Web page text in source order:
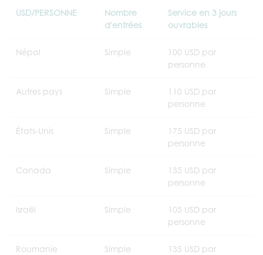
USD/PERSONNE
Nombre
d'entrées
Service en 3 jours
ouvrables
Népal Simple
100 USD par
personne
Autres pays Simple
110 USD par
personne
États-Unis Simple
175 USD par
personne
Canada Simple
135 USD par
personne
Israël Simple
105 USD par
personne
Roumanie Simple
135 USD par